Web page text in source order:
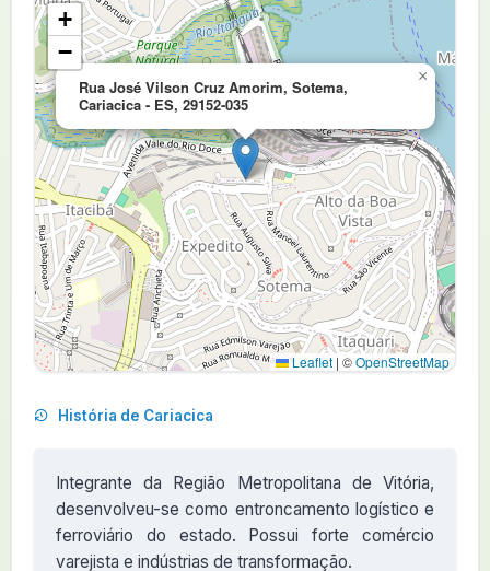
Rua José Vilson Cruz Amorim, Sotema,
Cariacica - ES, 29152-035
×
+
−
Leaflet | ©OpenStreetMap
História de Cariacica
Integrante da Região Metropolitana de Vitória,
desenvolveu-se como entroncamento logístico e
ferroviário do estado. Possui forte comércio
varejista e indústrias de transformação.